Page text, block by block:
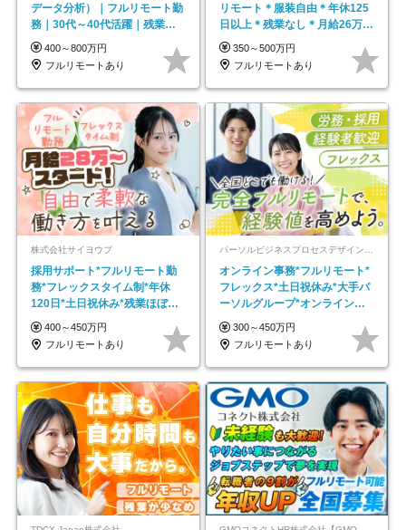
データ分析）｜フルリモート勤
務｜30代～40代活躍｜残業少
なめ｜子育て社員多数活躍
400～800万円
フルリモートあり
リモート＊服装自由＊年休125
日以上＊残業なし＊月給26万円
以上
350～500万円
フルリモートあり
株式会社サイヨウブ
採用サポート*フルリモート勤
務*フレックスタイム制*年休
120日*土日祝休み*残業ほぼな
し*育児中社員8割以上
400～450万円
フルリモートあり
パーソルビジネスプロセスデザイン株式会社 事業開発本部
オンライン事務*フルリモート*
フレックス*土日祝休み*大手パ
ーソルグループ*オンライン面
接*30～40代活躍中
300～450万円
フルリモートあり